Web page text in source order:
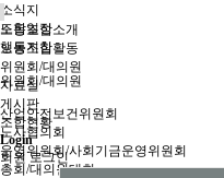
소식지
조합일정
행동지침
위원회/대의원
산업안전보건위원회
노사협의회
운영위원회/사회기금운영위원회
총회/대의원대회
노동조합소개
노동조합활동
위원회/대의원
자료실
게시판
조합현황
Login
회원 로그인